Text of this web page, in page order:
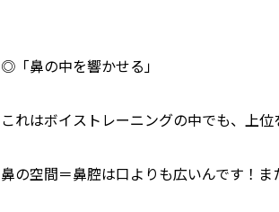
◎「鼻の中を響かせる」
これはボイストレーニングの中でも、上
鼻の空間＝鼻腔は口よりも広いんです！